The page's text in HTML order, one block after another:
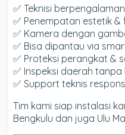
✅ Teknisi berpengalaman
✅ Penempatan estetik &
✅ Kamera dengan
✅ Bisa dipantau via
✅ Proteksi perangkat &
✅ Inspeksi daerah
✅ Support teknis
Tim kami siap instalasi
Bengkulu dan juga Ulu